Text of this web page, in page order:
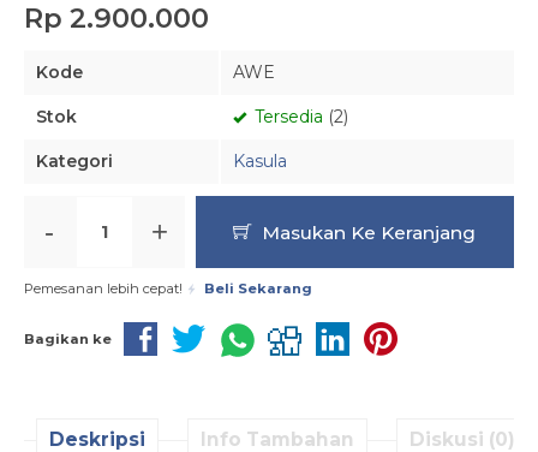
Rp 2.900.000
Kode AWE
Stok Tersedia (2)
Kategori Kasula
- + Masukan Ke Keranjang
Pemesanan lebih cepat! Beli Sekarang
Bagikan ke
Deskripsi Info Tambahan Diskusi (0)